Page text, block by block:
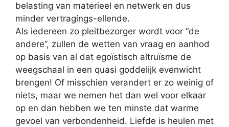
belasting van materieel en netwerk en dus
minder vertragings-ellende.
Als iedereen zo pleitbezorger wordt voor “de
andere”, zullen de wetten van vraag en aanhod
op basis van al dat egoïstisch altruïsme de
weegschaal in een quasi goddelijk evenwicht
brengen! Of misschien verandert er zo weinig of
niets, maar we nemen het dan wel voor elkaar
op en dan hebben we ten minste dat warme
gevoel van verbondenheid. Liefde is heulen met